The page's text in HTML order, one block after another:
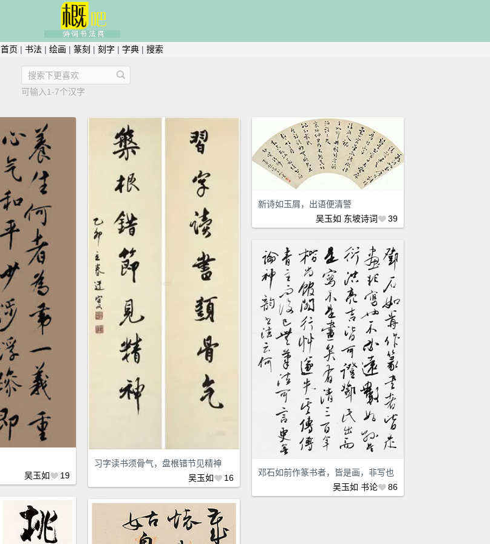
首页 | 书法 | 绘画 | 篆刻 | 刻字 | 字典 | 搜索
可输入1-7个汉字
吴玉如
19
习字读书须骨气，盘根错节见精神
吴玉如
16
新诗如玉屑，出语便清警
吴玉如 东坡诗词 39
邓石如前作篆书者，皆是画，非写也
吴玉如 书论 86